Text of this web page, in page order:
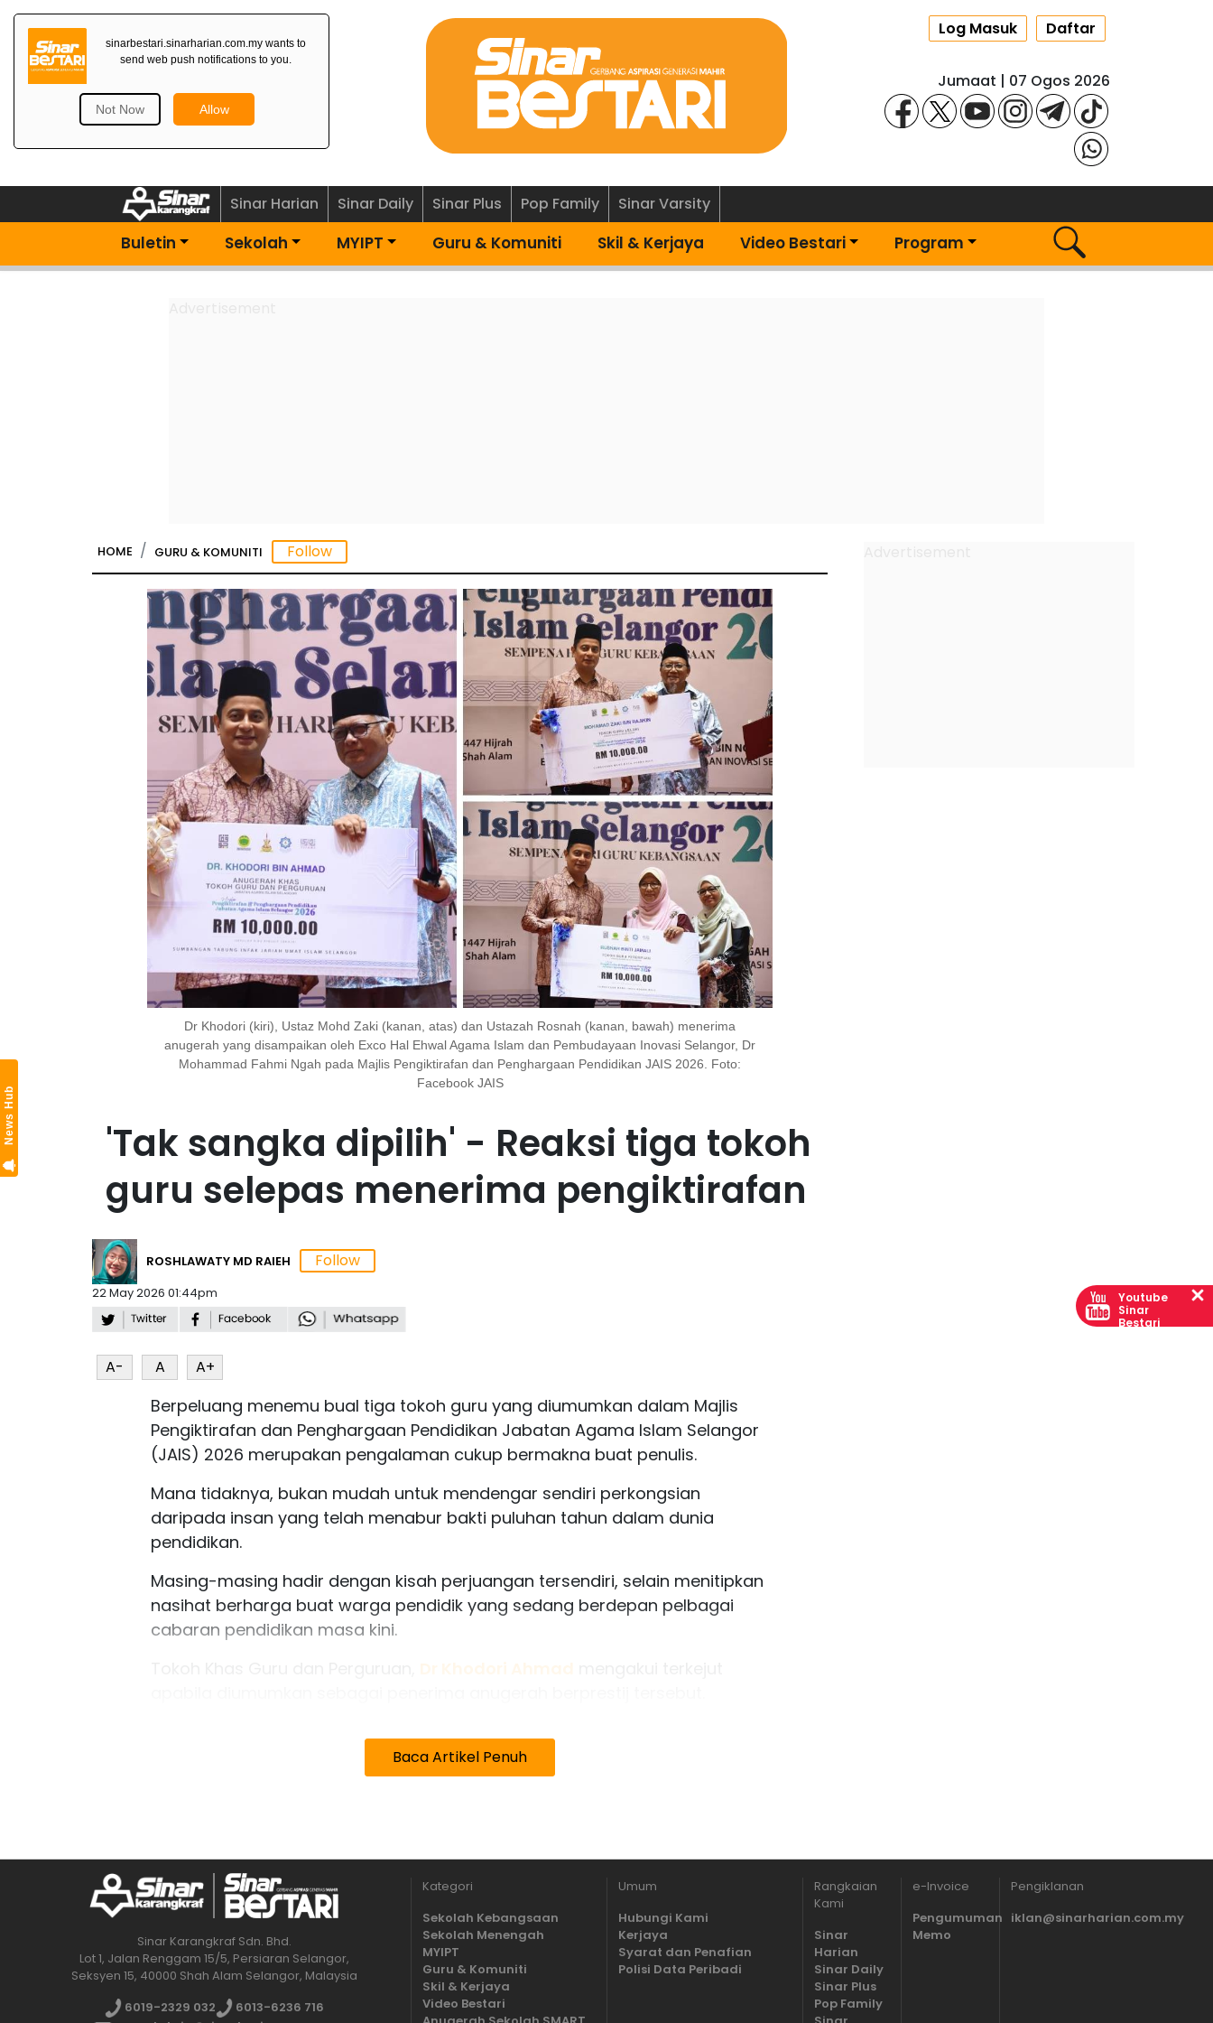
Dapatkan Newsletter
Log Masuk Daftar
Jumaat | 07 Ogos 2026
Sinar Harian Sinar Daily Sinar Plus Pop Family Sinar Varsity
Buletin Sekolah MYIPT Guru & Komuniti Skil & Kerjaya Video Bestari Program
HOME GURU & KOMUNITI
Dr Khodori (kiri), Ustaz Mohd Zaki (kanan, atas) dan Ustazah Rosnah (kanan, bawah) menerima
anugerah yang disampaikan oleh Exco Hal Ehwal Agama Islam dan Pembudayaan Inovasi Selangor, Dr
Mohammad Fahmi Ngah pada Majlis Pengiktirafan dan Penghargaan Pendidikan JAIS 2026. Foto:
Facebook JAIS
'Tak sangka dipilih' - Reaksi tiga tokoh
guru selepas menerima pengiktirafan
ROSHLAWATY MD RAIEH
22 May 2026 01:44pm
A- A A+
Berpeluang menemu bual tiga tokoh guru yang diumumkan dalam Majlis
Pengiktirafan dan Penghargaan Pendidikan Jabatan Agama Islam Selangor
(JAIS) 2026 merupakan pengalaman cukup bermakna buat penulis.
Mana tidaknya, bukan mudah untuk mendengar sendiri perkongsian
daripada insan yang telah menabur bakti puluhan tahun dalam dunia
pendidikan.
Masing-masing hadir dengan kisah perjuangan tersendiri, selain menitipkan
nasihat berharga buat warga pendidik yang sedang berdepan pelbagai
cabaran pendidikan masa kini.
diterima dianggap terlalu besar berbanding sumbangan yang telah
diberikan sepanjang kerjayanya.
"Jika ilmu dan pengalaman yang ada boleh dimanfaatkan oleh warga
pendidik, saya bersedia untuk berkongsi.
Baca Artikel Penuh
Sinar Karangkraf Sdn. Bhd.
Lot 1, Jalan Renggam 15/5, Persiaran Selangor,
Seksyen 15, 40000 Shah Alam Selangor, Malaysia
6019-2329 032
6013-6236 716
Kategori
Sekolah Kebangsaan
Sekolah Menengah
MYIPT
Guru & Komuniti
Skil & Kerjaya
Video Bestari
Umum
Hubungi Kami
Kerjaya
Syarat dan Penafian
Polisi Data Peribadi
Rangkaian
Kami
Sinar
Harian
Sinar Daily
Sinar Plus
Pop Family
e-Invoice
Pengumuman
Memo
Pengiklanan
iklan@sinarharian.com.my
Youtube
Sinar
Bestari
News Hub